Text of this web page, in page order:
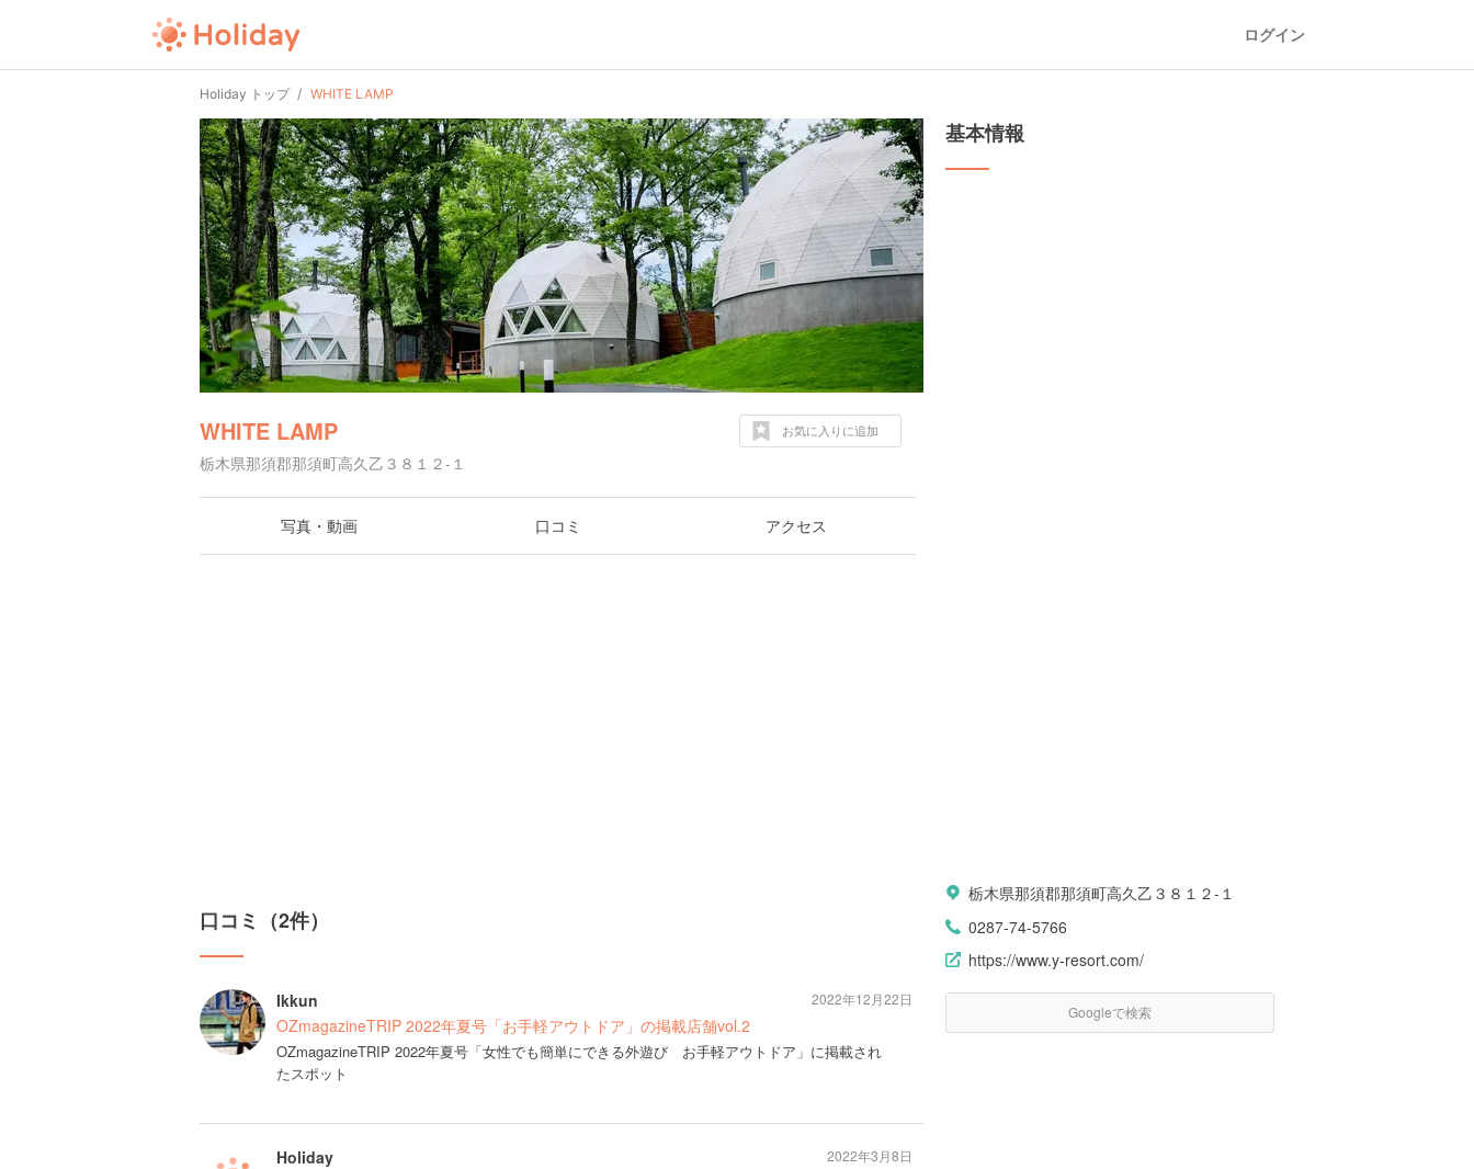
ログイン
Holiday トップ WHITE LAMP
WHITE LAMP
栃木県那須郡那須町高久乙３８１２-１
お気に入りに追加
写真・動画 口コミ アクセス
口コミ（2件）
Ikkun
OZmagazineTRIP 2022年夏号「お手軽アウトドア」の掲載店舗vol.2
OZmagazineTRIP 2022年夏号「女性でも簡単にできる外遊び お手軽アウトドア」に掲載され
たスポット
2022年12月22日
Holiday 2022年3月8日
基本情報
栃木県那須郡那須町高久乙３８１２-１
0287-74-5766
https://www.y-resort.com/
Googleで検索